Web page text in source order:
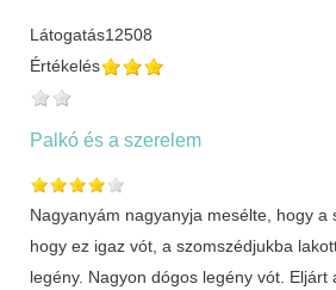
Látogatás12508
Értékelés
Palkó és a szerelem
Nagyanyám nagyanyja mesélte, hogy a
hogy ez igaz vót, a szomszédjukba
legény. Nagyon dógos legény vót. Eljárt